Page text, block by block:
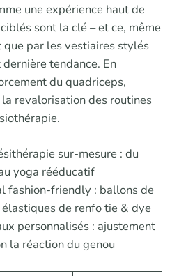
une expérience haut de
sont la clé – et ce, même
que par les vestiaires stylés
tendance. En
du quadriceps,
revalorisation des routines
sur-mesure : du
yoga rééducatif
fashion-friendly : ballons de
de renfo tie & dye
personnalisés : ajustement
la réaction du genou